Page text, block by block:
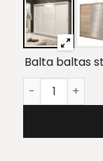
Balta baltas
produkto